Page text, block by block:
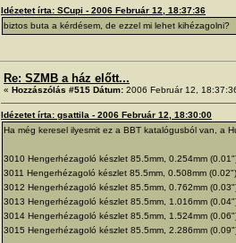
Idézetet írta: SCupi - 2006 Február 12, 18:37:36
biztos buta a kérdésem, de ezzel mi lehet kihézagolni?
Re: SZMB a ház előtt...
« Hozzászólás #515 Dátum: 2006 Február 12,
Idézetet írta: gsattila - 2006 Február 12, 18:30:00
Ha még keresel ilyesmit ez a BBT katalógusból van, a
3010 Hengerhézagoló készlet 85.5mm, 0.254mm
3011 Hengerhézagoló készlet 85.5mm, 0.508mm
3012 Hengerhézagoló készlet 85.5mm, 0.762mm
3013 Hengerhézagoló készlet 85.5mm, 1.016mm
3014 Hengerhézagoló készlet 85.5mm, 1.524mm
3015 Hengerhézagoló készlet 85.5mm, 2.286mm